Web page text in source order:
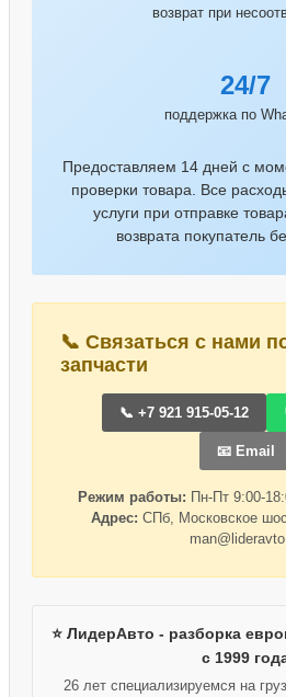
возврат при
24/7
поддержка по
Предоставляем 14 дней с
проверки товара. Все
услуги при отправке
возврата покупатель
📞 Связаться с нами
запчасти
📞 +7 921 915-05-12
📧 Email
Режим работы: Пн-Пт 9:00-
Адрес: СПб, Московское
⭐ ЛидерАвто - разборка
с 1999
26 лет специализируемся на